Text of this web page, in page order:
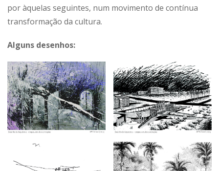
por àquelas seguintes, num movimento de contínua
transformação da cultura.
Alguns desenhos: